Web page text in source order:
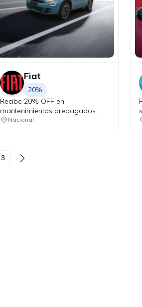
Fiat
20%
Recibe 20% OFF en
mantenimientos prepagados
para tu Fiat.
Nacional
3